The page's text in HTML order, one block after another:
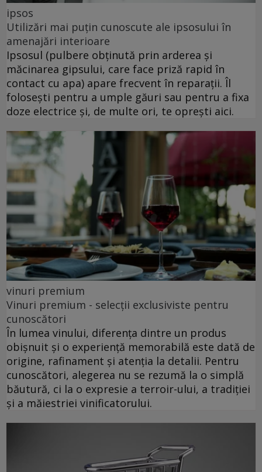
ipsos
Utilizări mai puțin cunoscute ale ipsosului în
amenajări interioare
Ipsosul (pulbere obținută prin arderea și
măcinarea gipsului, care face priză rapid în
contact cu apa) apare frecvent în reparații. Îl
folosești pentru a umple găuri sau pentru a fixa
doze electrice și, de multe ori, te oprești aici.
vinuri premium
Vinuri premium - selecții exclusiviste pentru
cunoscători
În lumea vinului, diferența dintre un produs
obișnuit și o experiență memorabilă este dată de
origine, rafinament și atenția la detalii. Pentru
cunoscători, alegerea nu se rezumă la o simplă
băutură, ci la o expresie a terroir-ului, a tradiției
și a măiestriei vinificatorului.